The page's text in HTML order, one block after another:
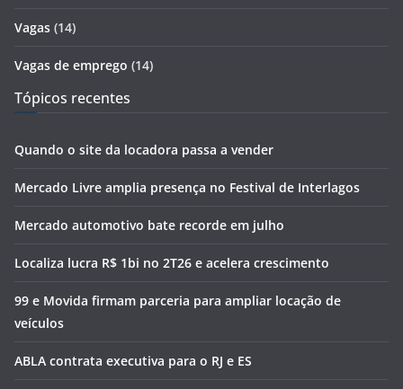
Vagas (14)
Vagas de emprego (14)
Tópicos recentes
Quando o site da locadora passa a vender
Mercado Livre amplia presença no Festival de Interlagos
Mercado automotivo bate recorde em julho
Localiza lucra R$ 1bi no 2T26 e acelera crescimento
99 e Movida firmam parceria para ampliar locação de
veículos
ABLA contrata executiva para o RJ e ES